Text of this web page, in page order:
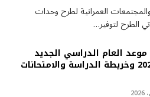
العمرانية لطرح وحدات
الطرح لتوفير…
العام الدراسي الجديد
2026/2027 وخريطة الدراسة والامتحانات